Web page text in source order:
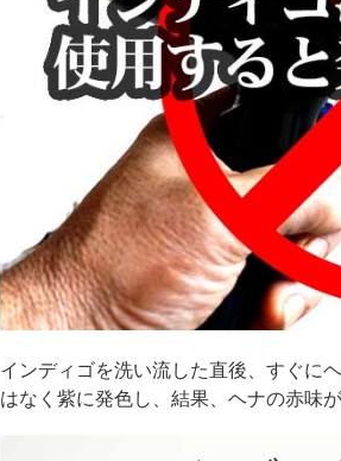
インディゴを洗い流した直後、すぐに
はなく紫に発色し、結果、ヘナの赤味